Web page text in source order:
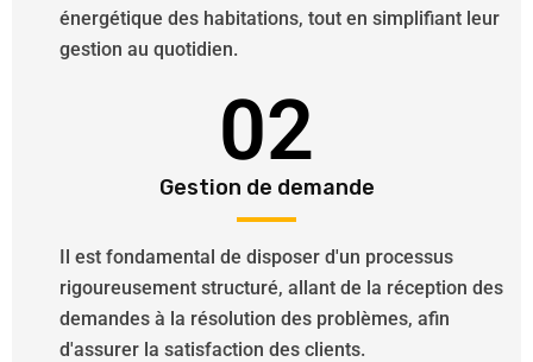
énergétique des habitations, tout en simplifiant leur
gestion au quotidien.
02
Gestion de demande
Il est fondamental de disposer d'un processus
rigoureusement structuré, allant de la réception des
demandes à la résolution des problèmes, afin
d'assurer la satisfaction des clients.